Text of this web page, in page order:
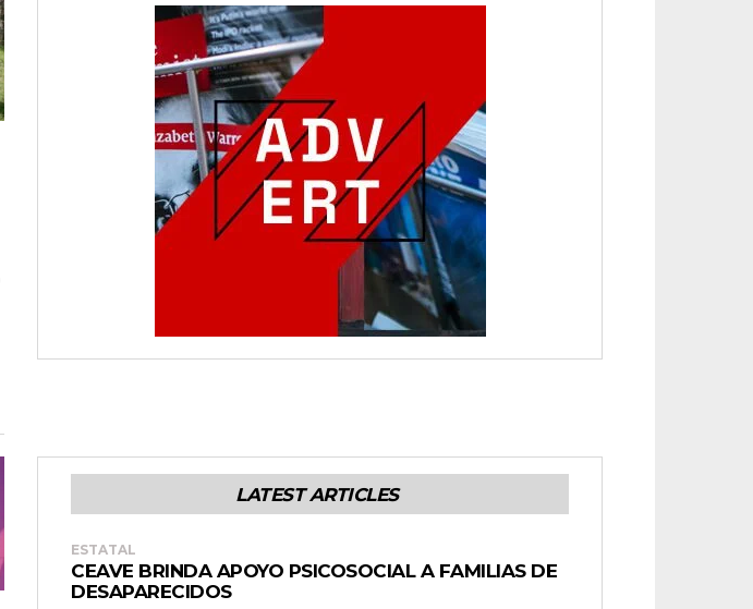
LATEST ARTICLES
ESTATAL
CEAVE BRINDA APOYO PSICOSOCIAL A FAMILIAS DE
DESAPARECIDOS